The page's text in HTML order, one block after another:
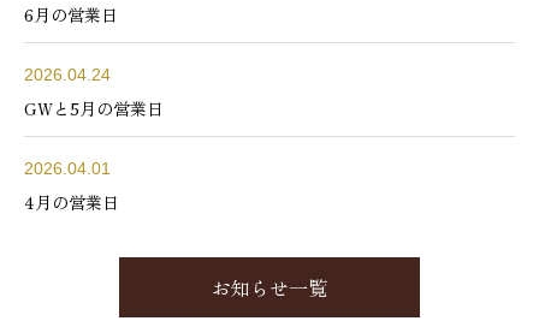
6月の営業日
2026.04.24
GWと5月の営業日
2026.04.01
4月の営業日
お知らせ一覧